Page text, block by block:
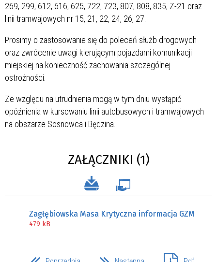
269, 299, 612, 616, 625, 722, 723, 807, 808, 835, Z-21 oraz
linii tramwajowych nr 15, 21, 22, 24, 26, 27.
Prosimy o zastosowanie się do poleceń służb drogowych
oraz zwrócenie uwagi kierującym pojazdami komunikacji
miejskiej na konieczność zachowania szczególnej
ostrożności.
Ze względu na utrudnienia mogą w tym dniu wystąpić
opóźnienia w kursowaniu linii autobusowych i tramwajowych
na obszarze Sosnowca i Będzina.
ZAŁĄCZNIKI (1)
Zagłębiowska Masa Krytyczna informacja GZM
479 kB